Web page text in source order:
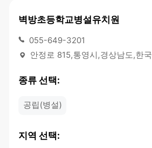
벽방초등학교병설유치원
055-649-3201
안정로 815,통영시,경상남도,한국
종류 선택:
공립(병설)
지역 선택: